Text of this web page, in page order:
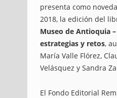
presenta como
2018, la edición del
Museo de Antioquia
estrategias y retos,
María Valle Flórez,
Velásquez y Sandra
El Fondo Editorial